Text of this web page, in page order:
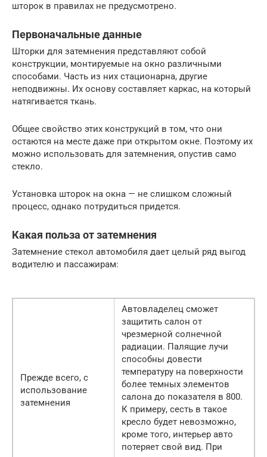
шторок в правилах не предусмотрено.
Первоначальные данные
Шторки для затемнения представляют собой
конструкции, монтируемые на окно различными
способами. Часть из них стационарна, другие
неподвижны. Их основу составляет каркас, на который
натягивается ткань.
Общее свойство этих конструкций в том, что они
остаются на месте даже при открытом окне. Поэтому их
можно использовать для затемнения, опустив само
стекло.
Установка шторок на окна — не слишком сложный
процесс, однако потрудиться придется.
Какая польза от затемнения
Затемнение стекол автомобиля дает целый ряд выгод
водителю и пассажирам:
Прежде всего, с
использование
затемнения
Автовладелец сможет
защитить салон от
чрезмерной солнечной
радиации. Палящие лучи
способны довести
температуру на поверхности
более темных элементов
салона до показателя в 800.
К примеру, сесть в такое
кресло будет невозможно,
кроме того, интерьер авто
потеряет свой вид. При